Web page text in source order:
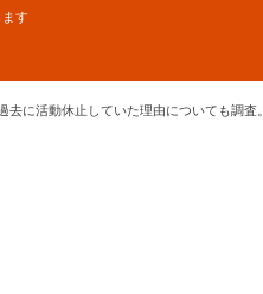
す
に活動休止していた理由についても調査。